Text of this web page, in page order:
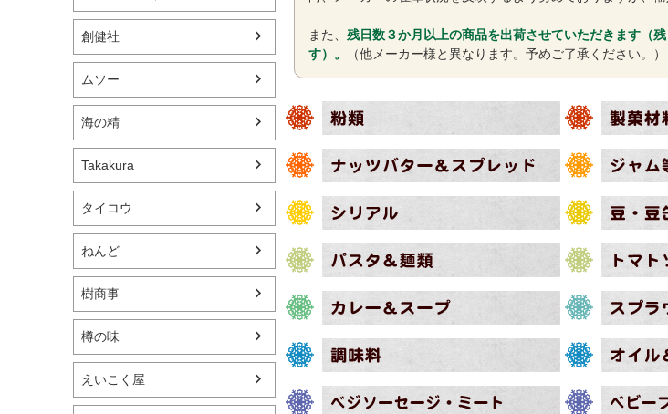
創健社
ムソー
海の精
Takakura
タイコウ
ねんど
樹商事
樽の味
えいこく屋
また、 残日数３か月以上の商品を出荷させていただきます（
す）。
（他メーカー様と異なります。予めご了承ください。）